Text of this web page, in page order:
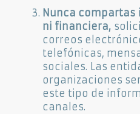
Nunca compartas
ni financiera,
correos
telefónicas,
sociales. Las
organizaciones
este tipo de
canales.